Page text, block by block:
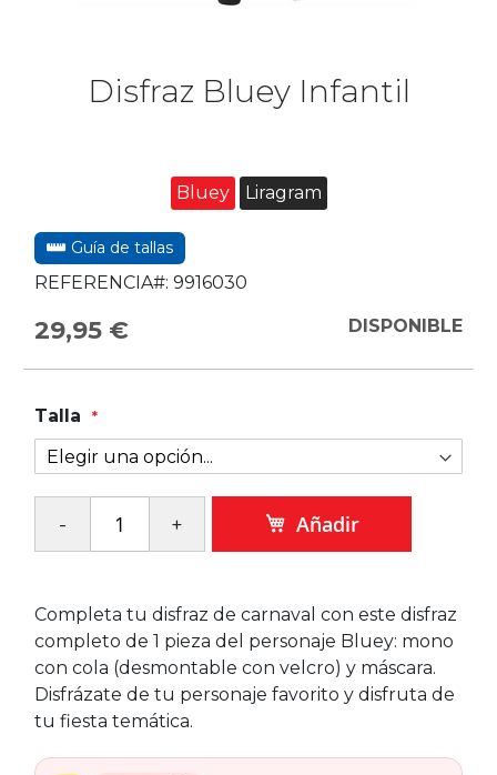
Disfraz Bluey Infantil
Bluey Liragram
Guía de tallas
REFERENCIA#: 9916030
29,95 € DISPONIBLE
Talla
Añadir
Completa tu disfraz de carnaval con este disfraz
completo de 1 pieza del personaje Bluey: mono
con cola (desmontable con velcro) y máscara.
Disfrázate de tu personaje favorito y disfruta de
tu fiesta temática.